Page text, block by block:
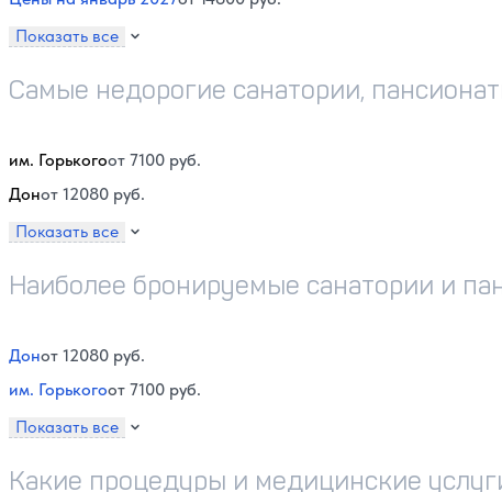
Показать все
Самые недорогие санатории,
им. Горькогоот 7100 руб.
Донот 12080 руб.
Показать все
Наиболее бронируемые санатории и
Донот 12080 руб.
им. Горькогоот 7100 руб.
Показать все
Какие процедуры и медицинские